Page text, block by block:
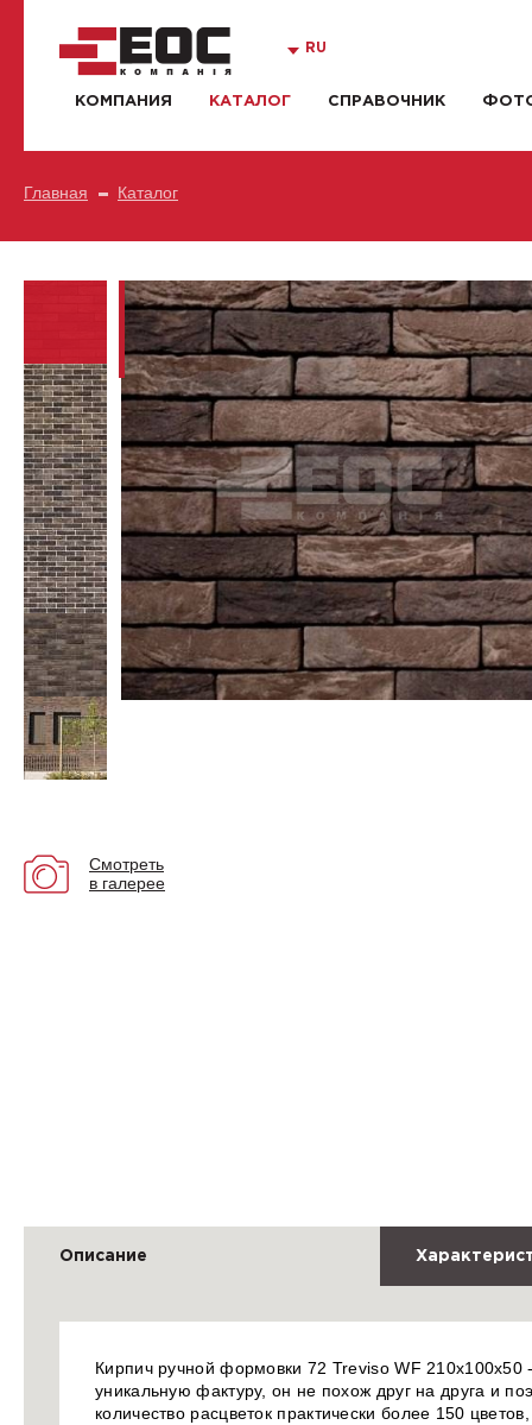
RU
КОМПАНИЯ КАТАЛОГ СПРАВОЧНИК
Главная Каталог
Смотреть
в галерее
Описание
Кирпич ручной формовки 72 Treviso WF
уникальную фактуру, он не похож друг на друга и
количество расцветок практически более 150